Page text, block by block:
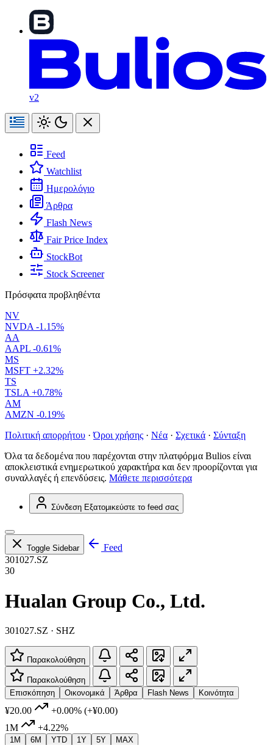
v2
Feed
Watchlist
Ημερολόγιο
Άρθρα
Flash News
Fair Price Index
StockBot
Stock Screener
Πρόσφατα προβληθέντα
NV
NVDA -1.15%
AA
AAPL -0.61%
MS
MSFT +2.32%
TS
TSLA +0.78%
AM
AMZN -0.19%
Πολιτική απορρήτου · Όροι χρήσης · Νέα · Σχετικά · Σύνταξη
Όλα τα δεδομένα που παρέχονται στην πλατφόρμα Bulios είναι
αποκλειστικά ενημερωτικού χαρακτήρα και δεν προορίζονται για
συναλλαγές ή επενδύσεις. Μάθετε περισσότερα
Σύνδεση Εξατομικεύστε το feed σας
Toggle Sidebar
Feed
301027.SZ
30
Hualan Group Co., Ltd.
301027.SZ · SHZ
Παρακολούθηση
Παρακολούθηση
Επισκόπηση
Οικονομικά Άρθρα Flash News Κοινότητα
¥20.00 +0.00% (+¥0.00)
1M
+4.22%
1M 6M YTD 1Y 5Y MAX